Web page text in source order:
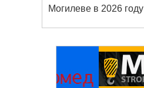
Могилеве в 2026 году